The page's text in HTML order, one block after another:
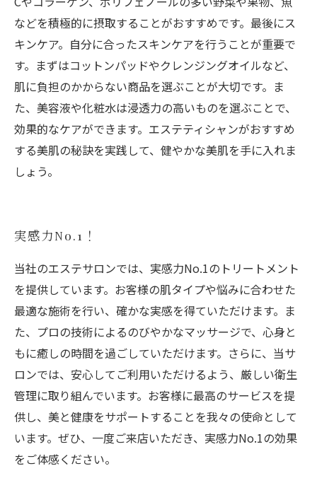
などを積極的に摂取することがおすすめです。最後にス
キンケア。自分に合ったスキンケアを行うことが重要で
す。まずはコットンパッドやクレンジングオイルなど、
肌に負担のかからない商品を選ぶことが大切です。ま
た、美容液や化粧水は浸透力の高いものを選ぶことで、
効果的なケアができます。エステティシャンがおすすめ
する美肌の秘訣を実践して、健やかな美肌を手に入れま
しょう。
実感力No.1！
当社のエステサロンでは、実感力No.1のトリートメント
を提供しています。お客様の肌タイプや悩みに合わせた
最適な施術を行い、確かな実感を得ていただけます。ま
た、プロの技術によるのびやかなマッサージで、心身と
もに癒しの時間を過ごしていただけます。さらに、当サ
ロンでは、安心してご利用いただけるよう、厳しい衛生
管理に取り組んでいます。お客様に最高のサービスを提
供し、美と健康をサポートすることを我々の使命として
います。ぜひ、一度ご来店いただき、実感力No.1の効果
をご体感ください。